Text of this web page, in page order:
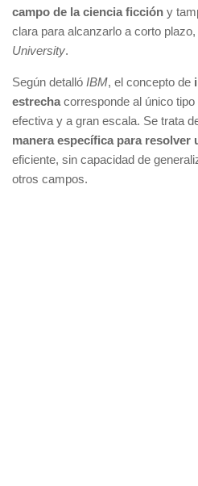
campo de la ciencia ficción y
clara para alcanzarlo a corto
University.
Según detalló IBM, el concepto de
estrecha corresponde al único
efectiva y a gran escala. Se trata
manera específica para resolver
eficiente, sin capacidad de
otros campos.